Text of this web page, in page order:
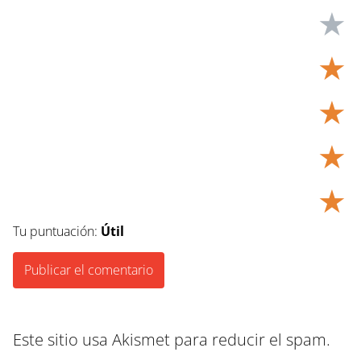
★
★
★
★
★
Tu puntuación: Útil
Este sitio usa Akismet para reducir el spam.